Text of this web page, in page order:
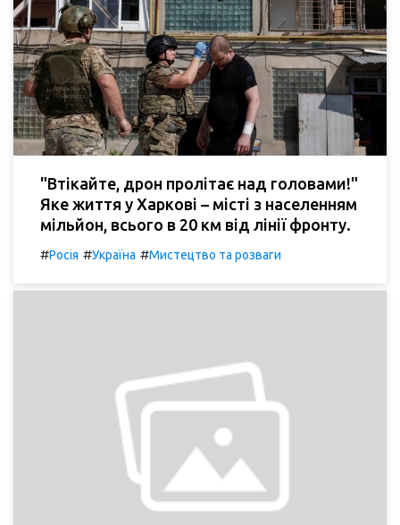
"Втікайте, дрон пролітає над головами!"
Яке життя у Харкові – місті з населенням
мільйон, всього в 20 км від лінії фронту.
#Росія #Україна #Мистецтво та розваги